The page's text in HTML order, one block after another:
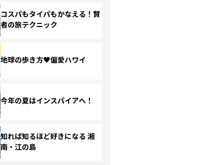
コスパもタイパもかなえる！賢
者の旅テクニック
地球の歩き方♥偏愛ハワイ
今年の夏はインスパイアへ！
知れば知るほど好きになる 湘
南・江の島